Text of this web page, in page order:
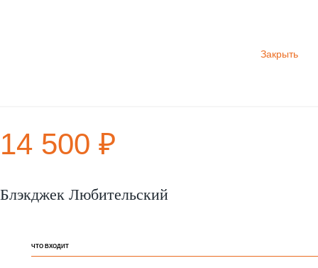
Закрыть
14 500 ₽
Блэкджек Любительский
ЧТО ВХОДИТ